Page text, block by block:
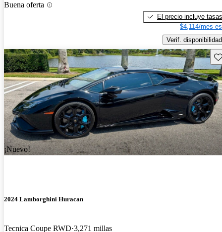
Buena oferta
El precio incluye tasas
$4,114/mes
Verif. disponibilidad
¡Nuevo!
2024 Lamborghini Huracan
Tecnica Coupe RWD 3,271 millas